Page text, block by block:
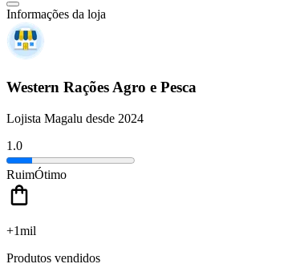
Informações da loja
Western Rações Agro e Pesca
Lojista Magalu desde 2024
1.0
RuimÓtimo
+1mil
Produtos vendidos